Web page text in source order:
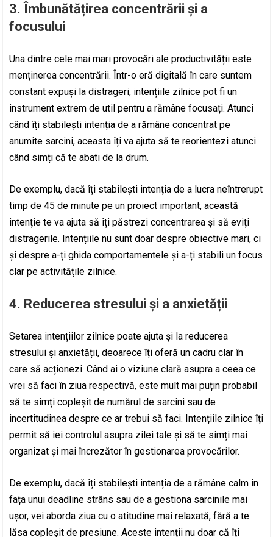
3. Îmbunătățirea concentrării și a
focusului
Una dintre cele mai mari provocări ale productivității este
menținerea concentrării. Într-o eră digitală în care suntem
constant expuși la distrageri, intențiile zilnice pot fi un
instrument extrem de util pentru a rămâne focusați. Atunci
când îți stabilești intenția de a rămâne concentrat pe
anumite sarcini, aceasta îți va ajuta să te reorientezi atunci
când simți că te abati de la drum.
De exemplu, dacă îți stabilești intenția de a lucra neîntrerupt
timp de 45 de minute pe un proiect important, această
intenție te va ajuta să îți păstrezi concentrarea și să eviți
distragerile. Intențiile nu sunt doar despre obiective mari, ci
și despre a-ți ghida comportamentele și a-ți stabili un focus
clar pe activitățile zilnice.
4. Reducerea stresului și a anxietății
Setarea intențiilor zilnice poate ajuta și la reducerea
stresului și anxietății, deoarece îți oferă un cadru clar în
care să acționezi. Când ai o viziune clară asupra a ceea ce
vrei să faci în ziua respectivă, este mult mai puțin probabil
să te simți copleșit de numărul de sarcini sau de
incertitudinea despre ce ar trebui să faci. Intențiile zilnice îți
permit să iei controlul asupra zilei tale și să te simți mai
organizat și mai încrezător în gestionarea provocărilor.
De exemplu, dacă îți stabilești intenția de a rămâne calm în
fața unui deadline strâns sau de a gestiona sarcinile mai
ușor, vei aborda ziua cu o atitudine mai relaxată, fără a te
lăsa copleșit de presiune. Aceste intenții nu doar că îți